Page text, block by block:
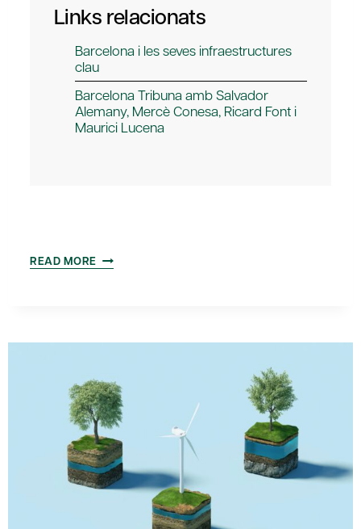
Links relacionats
Barcelona i les seves infraestructures
clau
Barcelona Tribuna amb Salvador
Alemany, Mercè Conesa, Ricard Font i
Maurici Lucena
READ MORE ‘TRANSPORT
PAÍS
AMB
LLUÍS
JOFRE
I
CRISTINA